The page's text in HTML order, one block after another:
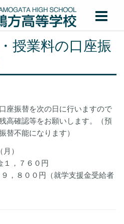
授業料の口座振
座振替を次の日に行いますので
高確認等をお願いします。（預
替不能になります）
）
，７６０円
円（就学支援金受給者